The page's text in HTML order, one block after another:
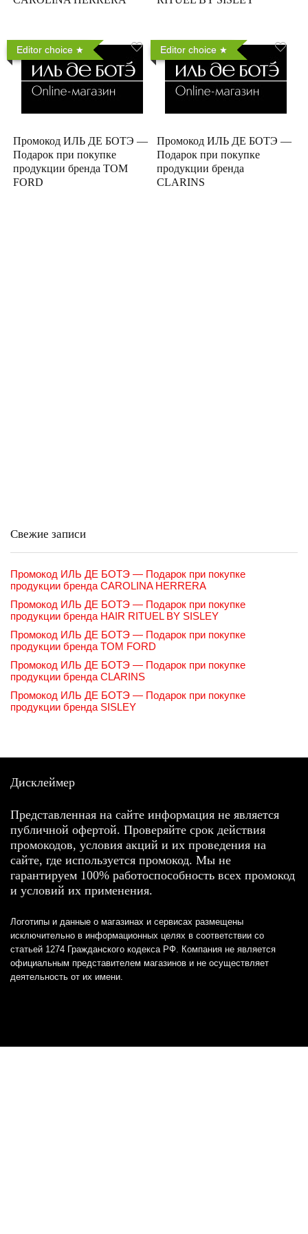
Editor choice
Промокод ИЛЬ ДЕ БОТЭ —
Подарок при покупке
продукции бренда TOM
FORD
Editor choice
Промокод ИЛЬ ДЕ БОТЭ —
Подарок при покупке
продукции бренда
CLARINS
Свежие записи
Промокод ИЛЬ ДЕ БОТЭ — Подарок при покупке
продукции бренда CAROLINA HERRERA
Промокод ИЛЬ ДЕ БОТЭ — Подарок при покупке
продукции бренда HAIR RITUEL BY SISLEY
Промокод ИЛЬ ДЕ БОТЭ — Подарок при покупке
продукции бренда TOM FORD
Промокод ИЛЬ ДЕ БОТЭ — Подарок при покупке
продукции бренда CLARINS
Промокод ИЛЬ ДЕ БОТЭ — Подарок при покупке
продукции бренда SISLEY
Дисклеймер
Представленная на сайте информация не является
публичной офертой. Проверяйте срок действия
промокодов, условия акций и их проведения на
сайте, где используется промокод. Мы не
гарантируем 100% работоспособность всех промокод
и условий их применения.
Логотипы и данные о магазинах и сервисах размещены
исключительно в информационных целях в соответствии со
статьей 1274 Гражданского кодекса РФ. Компания не является
официальным представителем магазинов и не осуществляет
деятельность от их имени.